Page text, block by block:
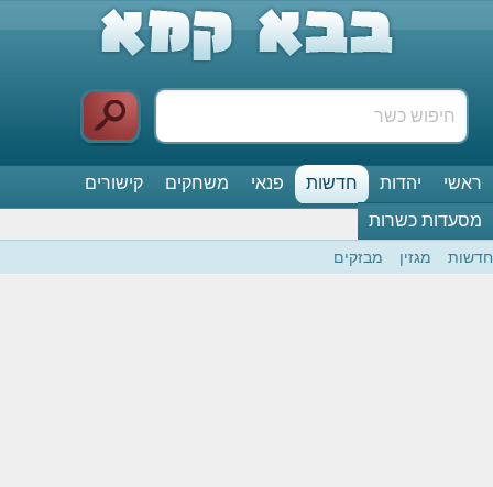
ראשי יהדות חדשות פנאי משחקים
קישורים
מסעדות כשרות
חדשות מגזין מבזקים